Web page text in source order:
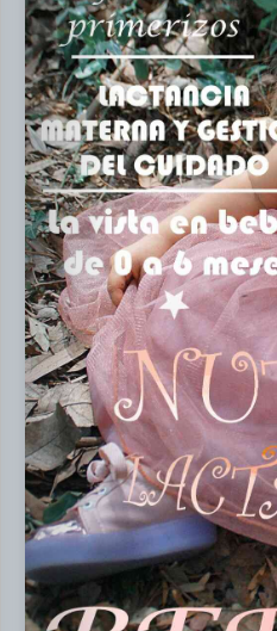
Inicio
Casting
Bershka
Casting